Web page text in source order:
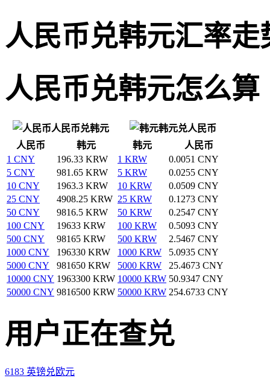
人民币兑韩元汇率走
人民币兑韩元怎么算
人民币兑韩元
韩元兑人民币
人民币
韩元 韩元
人民币
1 CNY
196.33 KRW 1 KRW
0.0051 CNY
5 CNY
981.65 KRW 5 KRW
0.0255 CNY
10 CNY
1963.3 KRW 10 KRW
0.0509 CNY
25 CNY
4908.25 KRW 25 KRW
0.1273 CNY
50 CNY
9816.5 KRW 50 KRW
0.2547 CNY
100 CNY
19633 KRW 100 KRW
0.5093 CNY
500 CNY
98165 KRW 500 KRW
2.5467 CNY
1000 CNY
196330 KRW 1000 KRW
5.0935 CNY
5000 CNY
981650 KRW 5000 KRW
25.4673 CNY
10000 CNY 1963300 KRW 10000 KRW 50.9347 CNY
50000 CNY 9816500 KRW 50000 KRW 254.6733 CNY
用户正在查兑
6183 英镑兑欧元